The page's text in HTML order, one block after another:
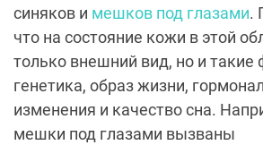
синяков и мешков под глазами.
что на состояние кожи в этой
только внешний вид, но и такие
генетика, образ жизни,
изменения и качество сна.
мешки под глазами вызваны